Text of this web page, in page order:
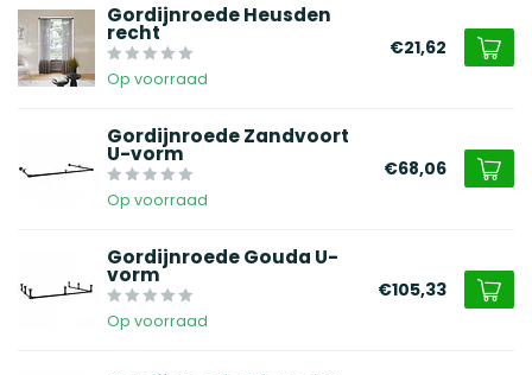
Gordijnroede Heusden
recht
Op voorraad
€21,62
Gordijnroede Zandvoort
U-vorm
Op voorraad
€68,06
Gordijnroede Gouda U-
vorm
Op voorraad
€105,33